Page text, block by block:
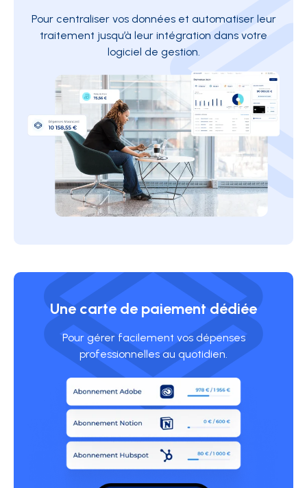
Pour centraliser vos données et automatiser leur
traitement jusqu’à leur intégration dans votre
logiciel de gestion.
Une carte de paiement dédiée
Pour gérer facilement vos dépenses
professionnelles au quotidien.